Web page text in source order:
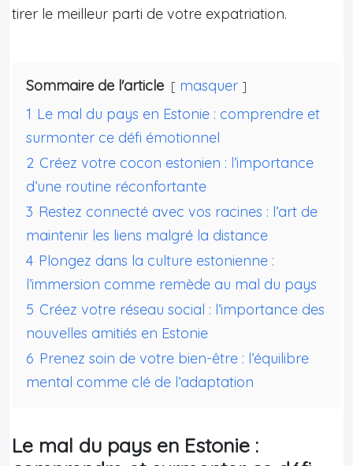
tirer le meilleur parti de votre expatriation.
Sommaire de l'article
masquer
1 Le mal du pays en Estonie : comprendre et
surmonter ce défi émotionnel
2 Créez votre cocon estonien : l’importance
d’une routine réconfortante
3 Restez connecté avec vos racines : l’art de
maintenir les liens malgré la distance
4 Plongez dans la culture estonienne :
l’immersion comme remède au mal du pays
5 Créez votre réseau social : l’importance des
nouvelles amitiés en Estonie
6 Prenez soin de votre bien-être : l’équilibre
mental comme clé de l’adaptation
Le mal du pays en Estonie :